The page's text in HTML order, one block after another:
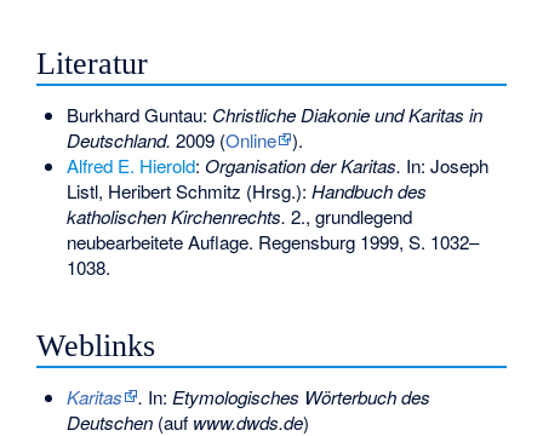
Literatur
Burkhard Guntau: Christliche Diakonie und Karitas in
Deutschland. 2009 (Online
).
Alfred E. Hierold: Organisation der Karitas. In: Joseph
Listl, Heribert Schmitz (Hrsg.): Handbuch des
katholischen Kirchenrechts. 2., grundlegend
neubearbeitete Auflage. Regensburg 1999, S. 1032–
1038.
Weblinks
Karitas . In: Etymologisches Wörterbuch des
Deutschen(auf www.dwds.de)